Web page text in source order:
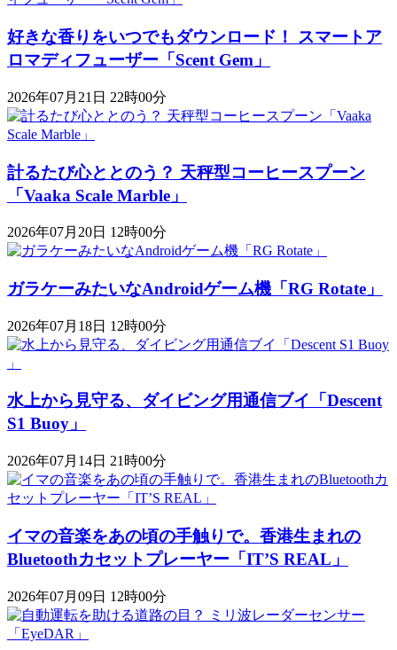
好きな香りをいつでもダウンロード！ スマートア
ロマディフューザー「Scent Gem」
2026年07月21日 22時00分
計るたび心ととのう？ 天秤型コーヒースプーン
「Vaaka Scale Marble」
2026年07月20日 12時00分
ガラケーみたいなAndroidゲーム機「RG Rotate」
2026年07月18日 12時00分
水上から見守る、ダイビング用通信ブイ「Descent
S1 Buoy​​」
2026年07月14日 21時00分
イマの音楽をあの頃の手触りで。香港生まれの
Bluetoothカセットプレーヤー「IT’S REAL」
2026年07月09日 12時00分